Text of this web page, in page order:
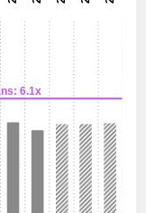
2027 2028
143 718 141 863